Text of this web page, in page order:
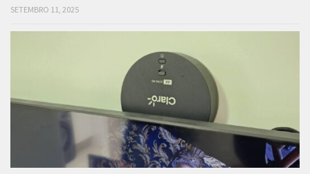
SETEMBRO 11, 2025